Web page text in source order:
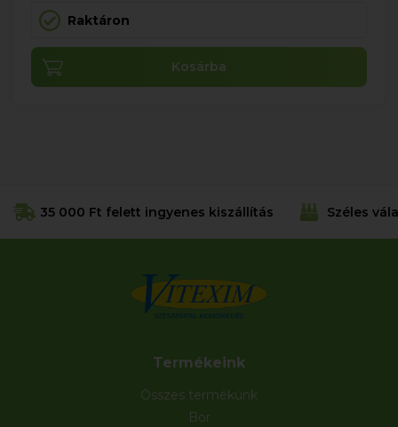
Raktáron
Kosárba
35 000 Ft felett ingyenes kiszállítás Széles
Termékeink
Összes termékünk
Bor